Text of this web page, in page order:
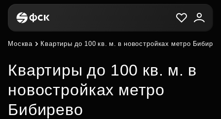
Москва Квартиры до 100 кв. м. в новостройках метро
Квартиры до 100 кв. м. в
новостройках метро
Бибирево